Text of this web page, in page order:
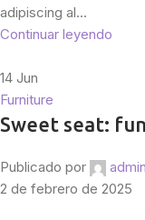
adipiscing al...
Continuar leyendo
14 Jun
Furniture
Sweet seat:
Publicado por
admin
2 de febrero de 2025